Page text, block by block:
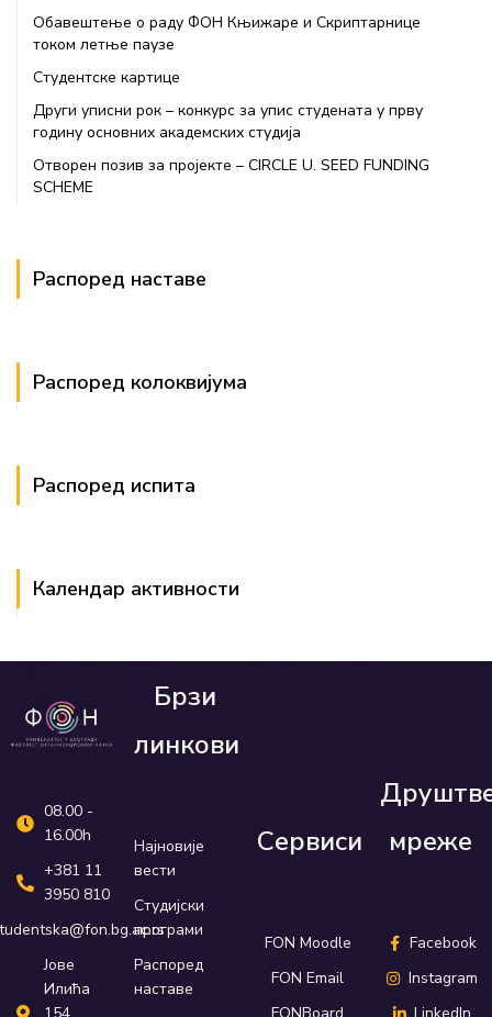
Обавештење о раду ФОН Књижаре и Скриптарнице
током летње паузе
Студентске картице
Други уписни рок – конкурс за упис студената у прву
годину основних академских студија
Отворен позив за пројекте – CIRCLE U. SEED FUNDING
SCHEME
Распоред наставе
Распоред колоквијума
Распоред испита
Календар активности
08.00 -
16.00h
+381 11
3950 810
Јове
Илића
Брзи
линкови
Најновије
вести
Студијски
програми
Распоред
наставе
Сервиси
FON Moodle
FON Email
мреже
Facebook
Instagram